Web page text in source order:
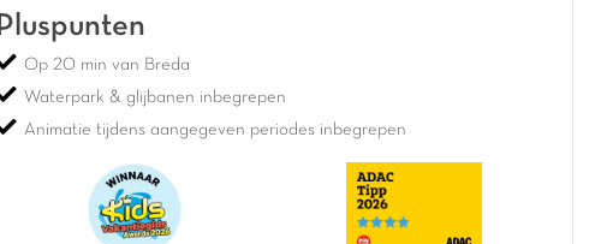
Pluspunten
Op 20 min van Breda
Waterpark & glijbanen inbegrepen
Animatie tijdens aangegeven periodes inbegrepen